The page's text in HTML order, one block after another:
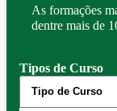
As formações
dentre mais de
Tipos de Curso